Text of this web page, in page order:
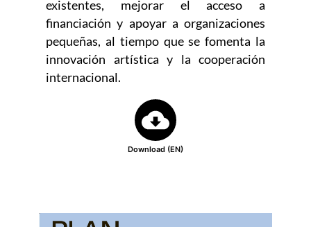
existentes, mejorar el acceso a
financiación y apoyar a organizaciones
pequeñas, al tiempo que se fomenta la
innovación artística y la cooperación
internacional.
Download (EN)